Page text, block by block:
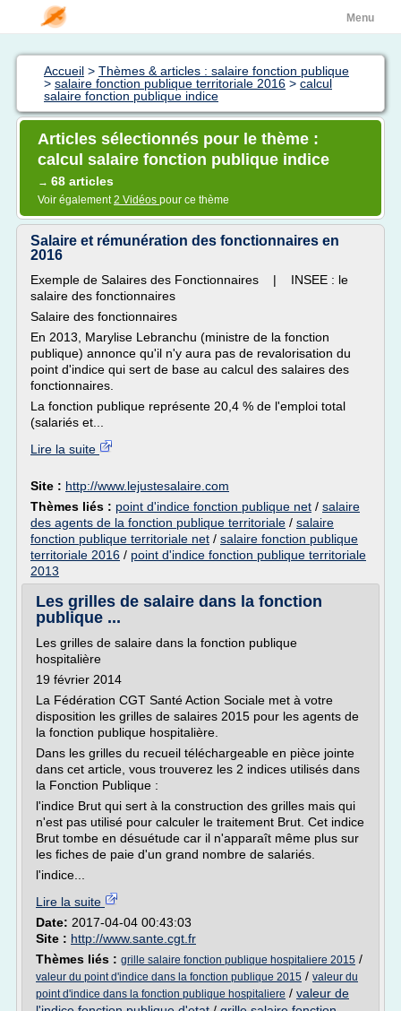
Menu
Accueil > Thèmes & articles : salaire fonction publique
> salaire fonction publique territoriale 2016 > calcul
salaire fonction publique indice
Articles sélectionnés pour le thème :
calcul salaire fonction publique indice
→ 68 articles
Voir également2 Vidéos pour ce thème
Salaire et rémunération des fonctionnaires en
2016
Exemple de Salaires des Fonctionnaires | INSEE : le
salaire des fonctionnaires
Salaire des fonctionnaires
En 2013, Marylise Lebranchu (ministre de la fonction
publique) annonce qu'il n'y aura pas de revalorisation du
point d'indice qui sert de base au calcul des salaires des
fonctionnaires.
La fonction publique représente 20,4 % de l'emploi total
(salariés et...
Lire la suite
Site : http://www.lejustesalaire.com
Thèmes liés : point d'indice fonction publique net / salaire
des agents de la fonction publique territoriale / salaire
fonction publique territoriale net / salaire fonction publique
territoriale 2016 / point d'indice fonction publique territoriale
2013
Les grilles de salaire dans la fonction
publique ...
Les grilles de salaire dans la fonction publique
hospitalière
19 février 2014
La Fédération CGT Santé Action Sociale met à votre
disposition les grilles de salaires 2015 pour les agents de
la fonction publique hospitalière.
Dans les grilles du recueil téléchargeable en pièce jointe
dans cet article, vous trouverez les 2 indices utilisés dans
la Fonction Publique :
l'indice Brut qui sert à la construction des grilles mais qui
n'est pas utilisé pour calculer le traitement Brut. Cet indice
Brut tombe en désuétude car il n'apparaît même plus sur
les fiches de paie d'un grand nombre de salariés.
l'indice...
Lire la suite
Date: 2017-04-04 00:43:03
Site : http://www.sante.cgt.fr
Thèmes liés : grille salaire fonction publique hospitaliere 2015 /
valeur du point d'indice dans la fonction publique 2015 / valeur du
point d'indice dans la fonction publique hospitaliere / valeur de